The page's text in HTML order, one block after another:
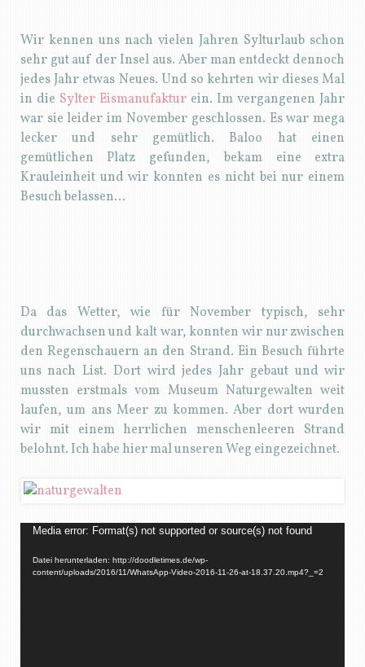
Wir kennen uns nach vielen Jahren Sylturlaub schon
sehr gut auf der Insel aus. Aber man entdeckt dennoch
jedes Jahr etwas Neues. Und so kehrten wir dieses Mal
in die Sylter Eismanufakturein. Im vergangenen Jahr
war sie leider im November geschlossen. Es war mega
lecker und sehr gemütlich. Baloo hat einen
gemütlichen Platz gefunden, bekam eine extra
Krauleinheit und wir konnten es nicht bei nur einem
Besuch belassen…
Da das Wetter, wie für November typisch, sehr
durchwachsen und kalt war, konnten wir nur zwischen
den Regenschauern an den Strand. Ein Besuch führte
uns nach List. Dort wird jedes Jahr gebaut und wir
mussten erstmals vom Museum Naturgewalten weit
laufen, um ans Meer zu kommen. Aber dort wurden
wir mit einem herrlichen menschenleeren Strand
belohnt. Ich habe hier mal unseren Weg eingezeichnet.
Video-
Media error: Format(s) not supported or source(s) not found
Datei herunterladen: http://doodletimes.de/wp-
content/uploads/2016/11/WhatsApp-Video-2016-11-26-at-18.37.20.mp4?_=2